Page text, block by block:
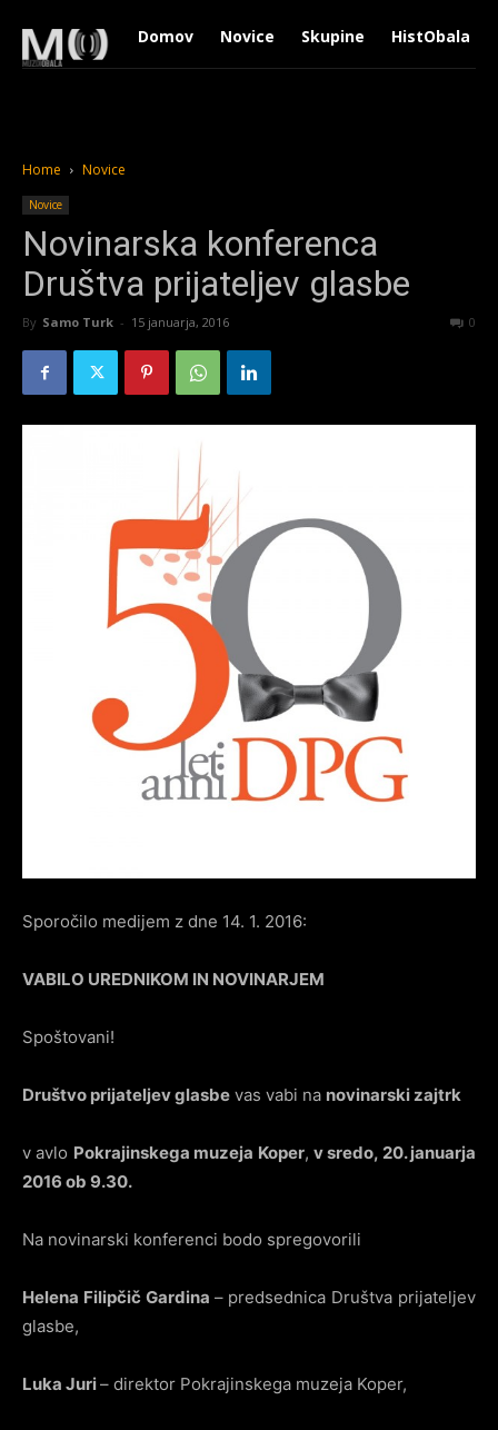
Domov Novice Skupine HistObala
Home Novice
Novice
Novinarska konferenca
Društva prijateljev glasbe
By Samo Turk - 15 januarja, 2016 0
Sporočilo medijem z dne 14. 1. 2016:
VABILO UREDNIKOM IN NOVINARJEM
Spoštovani!
Društvo prijateljev glasbe vas vabi na novinarski zajtrk
v avlo Pokrajinskega muzeja Koper, v sredo, 20. januarja
2016 ob 9.30.
Na novinarski konferenci bodo spregovorili
Helena Filipčič Gardina – predsednica Društva prijateljev
glasbe,
Luka Juri– direktor Pokrajinskega muzeja Koper,